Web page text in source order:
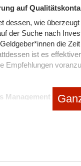
auf
dessen, wie
der Suche nach
die
ist es
Empfehlungen
Management von
nach den richtigen